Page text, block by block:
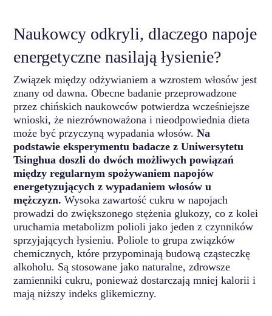
Naukowcy odkryli, dlaczego napoje
energetyczne nasilają łysienie?
Związek między odżywianiem a wzrostem włosów jest
znany od dawna. Obecne badanie przeprowadzone
przez chińskich naukowców potwierdza wcześniejsze
wnioski, że niezrównoważona i nieodpowiednia dieta
może być przyczyną wypadania włosów. Na
podstawie eksperymentu badacze z Uniwersytetu
Tsinghua doszli do dwóch możliwych powiązań
między regularnym spożywaniem napojów
energetyzujących z wypadaniem włosów u
mężczyzn. Wysoka zawartość cukru w ​​napojach
prowadzi do zwiększonego stężenia glukozy, co z kolei
uruchamia metabolizm polioli jako jeden z czynników
sprzyjających łysieniu. Poliole to grupa związków
chemicznych, które przypominają budową cząsteczkę
alkoholu. Są stosowane jako naturalne, zdrowsze
zamienniki cukru, ponieważ dostarczają mniej kalorii i
mają niższy indeks glikemiczny.